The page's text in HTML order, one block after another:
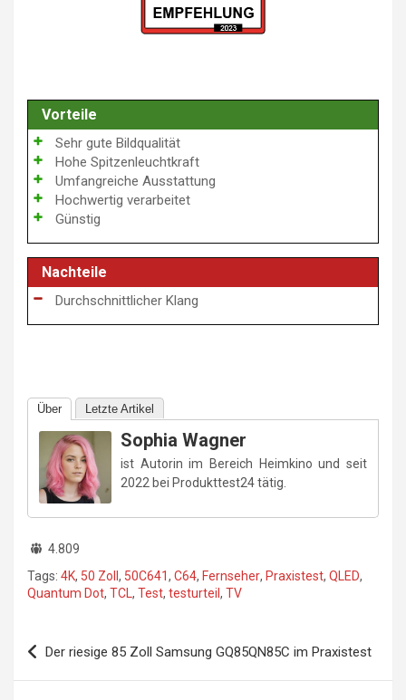
Vorteile
Sehr gute Bildqualität
Hohe Spitzenleuchtkraft
Umfangreiche Ausstattung
Hochwertig verarbeitet
Günstig
Nachteile
Durchschnittlicher Klang
Über Letzte Artikel
Sophia Wagner
ist Autorin im Bereich Heimkino und seit
2022 bei Produkttest24 tätig.
4.809
Tags: 4K, 50 Zoll , 50C641, C64, Fernseher, Praxistest, QLED,
Quantum Dot, TCL, Test, testurteil , TV
Beitragsnavigation
Der riesige 85 Zoll Samsung GQ85QN85C im Praxistest